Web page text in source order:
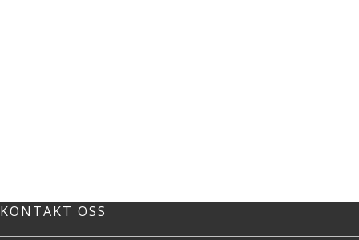
KONTAKT OSS